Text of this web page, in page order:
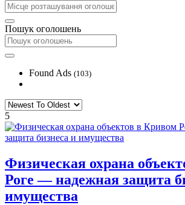
Пошук оголошень
Found Ads (103)
5
Физическая охрана
Роге — надежная защита
имущества